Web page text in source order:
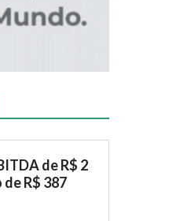
de R$ 2
de R$ 387